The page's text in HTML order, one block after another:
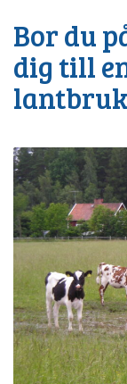
Bor du
dig till